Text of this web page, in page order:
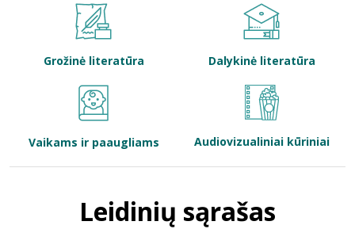
Bibliotekoms
Grožinė literatūra Dalykinė literatūra
Vaikams ir paaugliams Audiovizualiniai kūriniai
Leidinių sąrašas